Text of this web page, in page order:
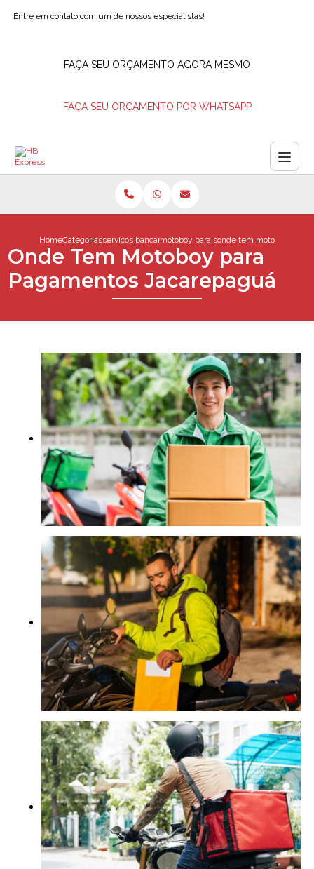
Entre em contato com um de nossos especialistas!
FAÇA SEU ORÇAMENTO AGORA MESMO
FAÇA SEU ORÇAMENTO POR WHATSAPP
HomeCategoriasservicos bancariosmotoboy para saque de valores
onde tem motoboy para
Onde Tem Motoboy para
Pagamentos Jacarepaguá